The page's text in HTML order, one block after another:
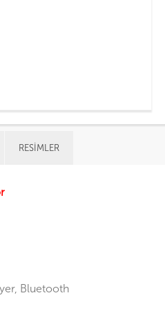
RESIMLER
Bluetooth